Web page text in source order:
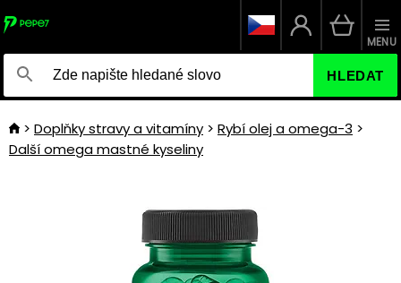
HLEDAT
MENU
Doplňky stravy a vitamíny
Rybí olej a omega-3
Další omega mastné kyseliny